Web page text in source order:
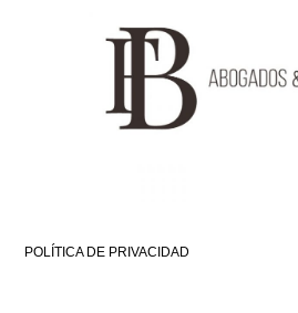
POLÍTICA DE PRIVACIDAD